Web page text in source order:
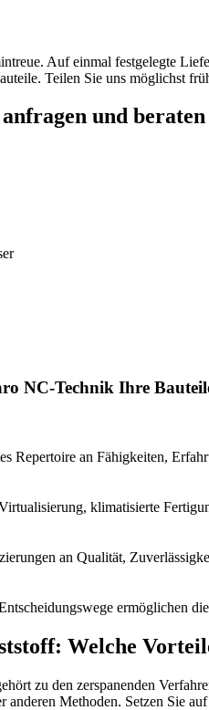
Auf einmal festgelegte
Teilen Sie uns möglichst
und beraten
NC-Technik Ihre
Repertoire an Fähigkeiten,
klimatisierte
an Qualität,
ermöglichen
Welche
zu den zerspanenden
anderen Methoden. Setzen Sie